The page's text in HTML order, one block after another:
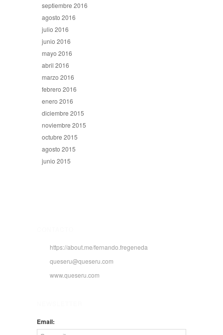
septiembre 2016
agosto 2016
julio 2016
junio 2016
mayo 2016
abril 2016
marzo 2016
febrero 2016
enero 2016
diciembre 2015
noviembre 2015
octubre 2015
agosto 2015
junio 2015
https://about.me/fernando.fregeneda
queseru@queseru.com
www.queseru.com
Email: